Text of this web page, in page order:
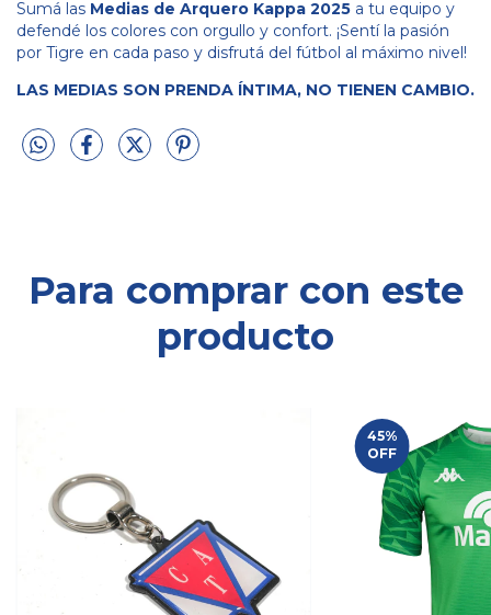
Sumá las Medias de Arquero Kappa 2025 a tu equipo y
defendé los colores con orgullo y confort. ¡Sentí la pasión
por Tigre en cada paso y disfrutá del fútbol al máximo nivel!
LAS MEDIAS SON PRENDA ÍNTIMA, NO TIENEN CAMBIO.
Para comprar con este
producto
45%
OFF